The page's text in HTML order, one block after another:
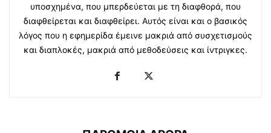
υποσχημένα, που μπερδεύεται με τη διαφθορά, που
διαφθείρεται και διαφθείρει. Αυτός είναι και ο βασικός
λόγος που η εφημερίδα έμεινε μακριά από συσχετισμούς
και διαπλοκές, μακριά από μεθοδεύσεις και ίντριγκες.